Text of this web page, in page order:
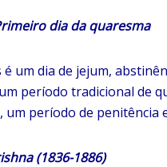
dia da quaresma
um dia de jejum,
período tradicional de
um período de penitência
(1836-1886)